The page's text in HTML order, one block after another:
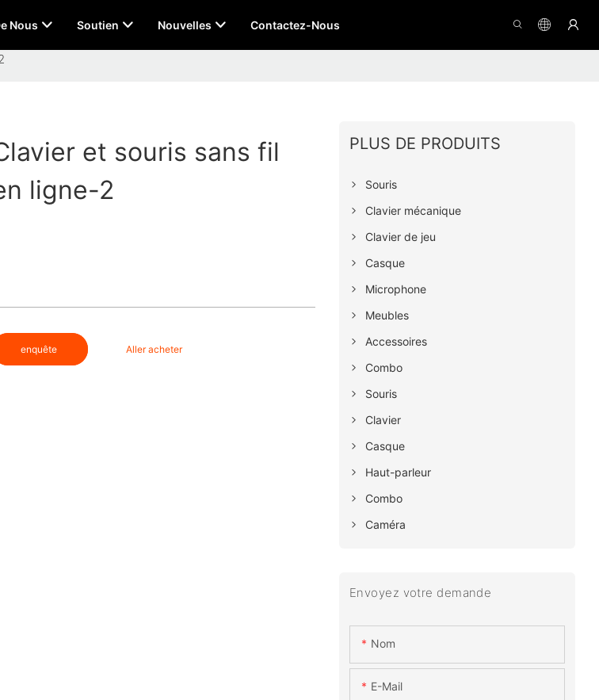
Nous Soutien Nouvelles Contactez-Nous
et souris sans fil
ligne-2
enquête Aller acheter
PLUS DE PRODUITS
Souris
Clavier mécanique
Clavier de jeu
Casque
Microphone
Meubles
Accessoires
Combo
Souris
Clavier
Casque
Haut-parleur
Combo
Caméra
Envoyez votre demande
Nom
E-Mail